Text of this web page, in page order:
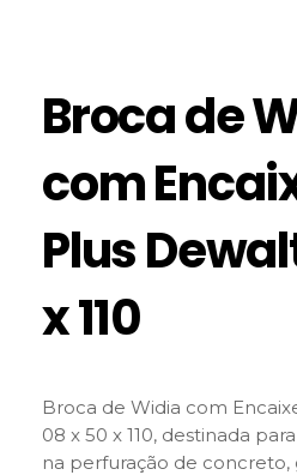
Broca de
com
Plus
x 110
Broca de Widia com
08 x 50 x 110, destinada
na perfuração de concreto,